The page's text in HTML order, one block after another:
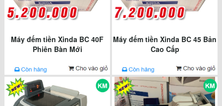
Máy đếm tiền Xinda BC 40F
Phiên Bàn Mới
Máy đếm tiền Xinda BC 45 Bản
Cao Cấp